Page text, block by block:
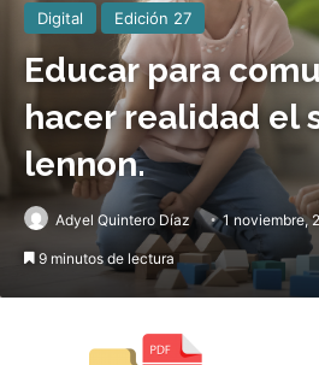
Digital Edición 27
Educar para
hacer realidad el
lennon.
Adyel Quintero Díaz 1 noviembre,
9 minutos de lectura